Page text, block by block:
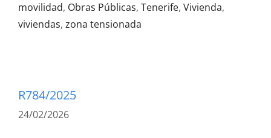
movilidad, Obras Públicas, Tenerife, Vivienda,
viviendas, zona tensionada
R784/2025
24/02/2026